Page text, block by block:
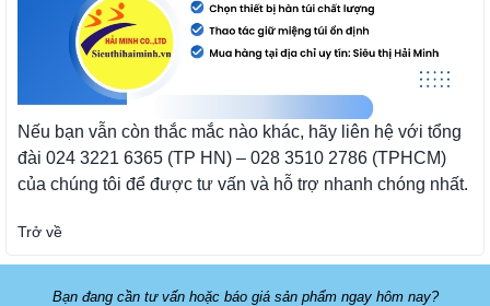
Nếu bạn vẫn còn thắc mắc nào khác, hãy liên hệ với tổng
đài 024 3221 6365 (TP HN) – 028 3510 2786 (TPHCM)
của chúng tôi để được tư vấn và hỗ trợ nhanh chóng nhất.
Trở về
Bạn đang cần tư vấn hoặc báo giá sản phẩm ngay hôm nay?